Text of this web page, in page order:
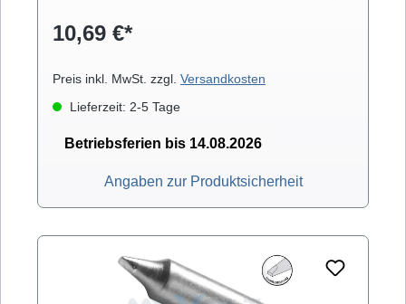
(mit Powertool), MS 6000, MS 8000/D, Multi-
Ergotool)
10,69 €*
Preis inkl. MwSt. zzgl. Versandkosten
Lieferzeit: 2-5 Tage
Betriebsferien bis 14.08.2026
Angaben zur Produktsicherheit